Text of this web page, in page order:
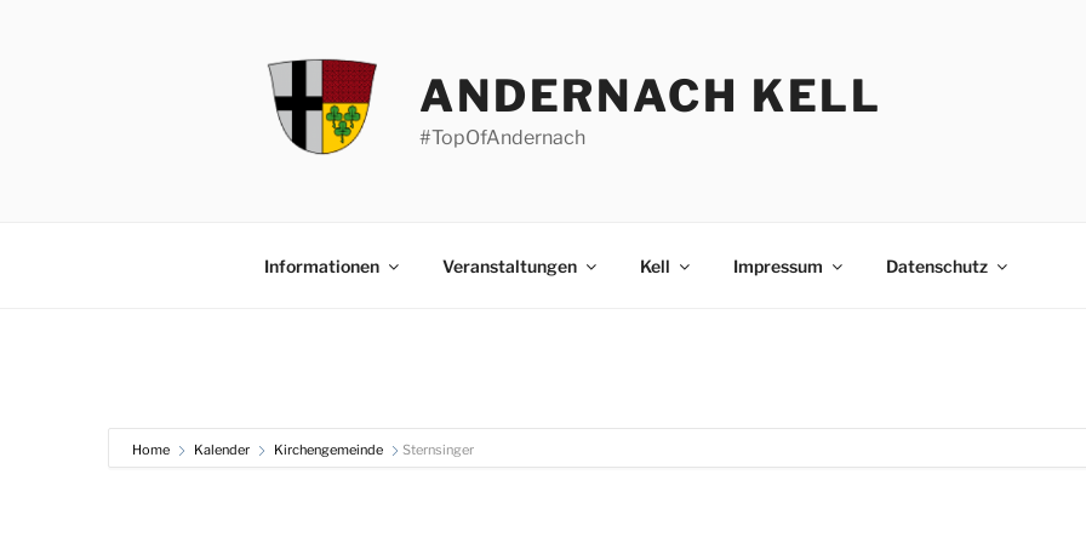
ANDERNACH KELL
#TopOfAndernach
Informationen Veranstaltungen Kell Impressum Datenschutz
Home Kalender Kirchengemeinde Sternsinger